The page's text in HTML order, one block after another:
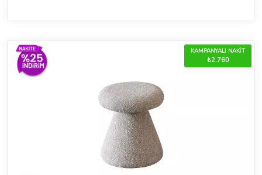
KAMPANYALI NAKİT
₺2.760